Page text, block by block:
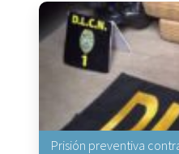
Prisión preventiva